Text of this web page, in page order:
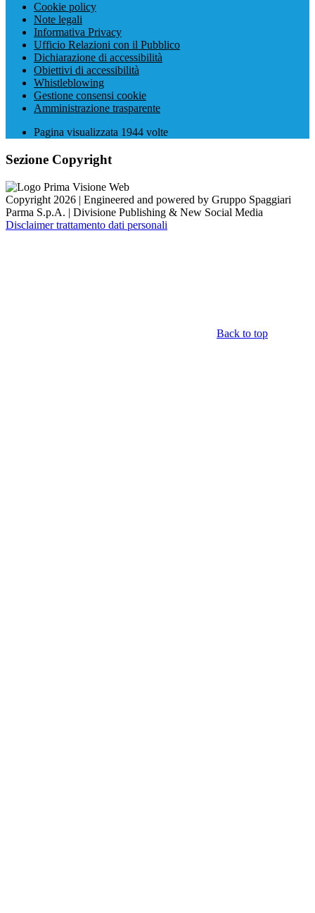
Cookie policy
Note legali
Informativa Privacy
Ufficio Relazioni con il Pubblico
Dichiarazione di accessibilità
Obiettivi di accessibilità
Whistleblowing
Gestione consensi cookie
Amministrazione trasparente
Pagina visualizzata 1944 volte
Sezione Copyright
Copyright 2026 | Engineered and powered by Gruppo Spaggiari
Parma S.p.A. | Divisione Publishing & New Social Media
Disclaimer trattamento dati personali
Back to top